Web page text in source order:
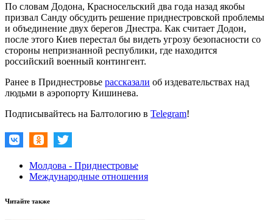
По словам Додона, Красносельский два года назад якобы
призвал Санду обсудить решение приднестровской проблемы
и объединение двух берегов Днестра. Как считает Додон,
после этого Киев перестал бы видеть угрозу безопасности со
стороны непризнанной республики, где находится
российский военный контингент.
Ранее в Приднестровье рассказали об издевательствах над
людьми в аэропорту Кишинева.
Подписывайтесь на Балтологию в Telegram!
Молдова - Приднестровье
Международные отношения
Читайте также